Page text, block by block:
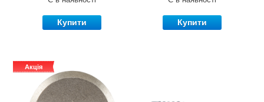
Купити Купити
Акція